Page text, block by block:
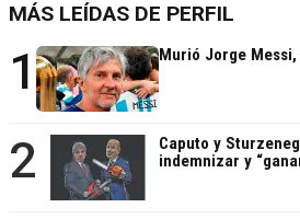
MÁS LEÍDAS DE PERFIL
1 Murió Jorge
2
Caputo y
indemnizar y